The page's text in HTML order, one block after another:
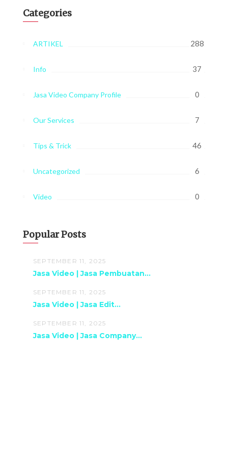
Categories
ARTIKEL 288
Info 37
Jasa Video Company Profile 0
Our Services 7
Tips & Trick 46
Uncategorized 6
Video 0
Popular Posts
SEPTEMBER 11, 2025
Jasa Video | Jasa Pembuatan...
SEPTEMBER 11, 2025
Jasa Video | Jasa Edit...
SEPTEMBER 11, 2025
Jasa Video | Jasa Company...